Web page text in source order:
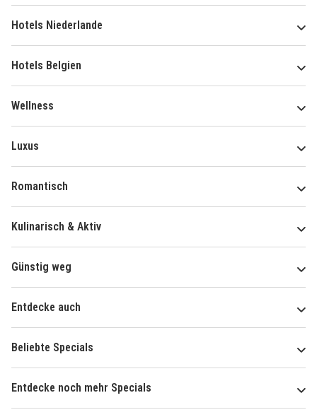
Hotels Niederlande
Hotels Belgien
Wellness
Luxus
Romantisch
Kulinarisch & Aktiv
Günstig weg
Entdecke auch
Beliebte Specials
Entdecke noch mehr Specials